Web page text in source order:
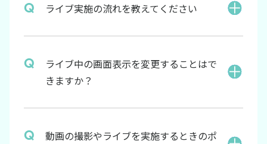
ライブ実施の流れを教えてください
ライブ中の画面表示を変更することはで
きますか？
動画の撮影やライブを実施するときのポ